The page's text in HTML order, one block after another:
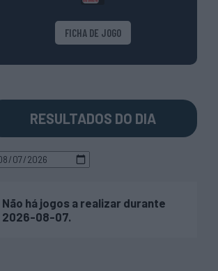
FICHA DE JOGO
RESULTADOS DO DIA
Não há jogos a realizar durante
2026-08-07.